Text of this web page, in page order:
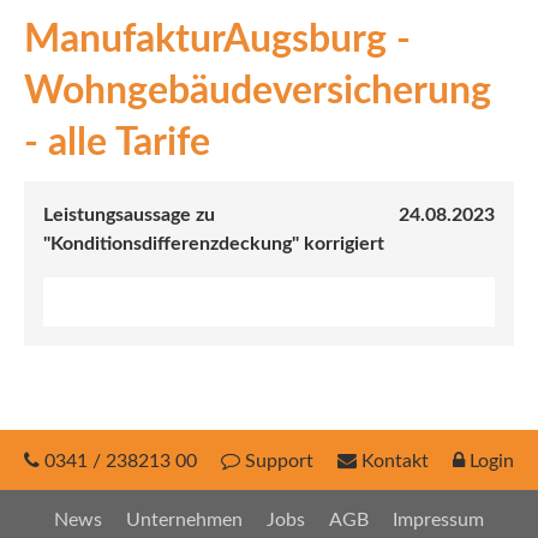
INEX
Sach
Leben
Investment
ManufakturAugsburg -
Wohngebäudeversicherung
- alle Tarife
24.08.2023
Leistungsaussage zu
"Konditionsdifferenzdeckung" korrigiert
0341 / 238213 00 Support Kontakt Login
News Unternehmen Jobs AGB Impressum